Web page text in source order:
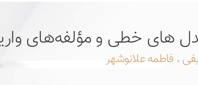
های خطی و مؤلفه‌های
، فاطمه علانوشهر